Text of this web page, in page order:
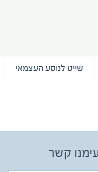
שייט לנוסע העצמאי
קשר